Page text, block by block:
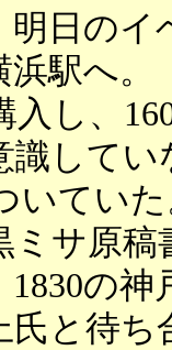
日のイ
駅へ。
し、
してい
いてい
サ原稿
の神
と待ち